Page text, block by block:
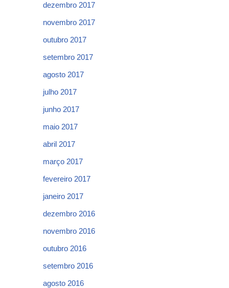
dezembro 2017
novembro 2017
outubro 2017
setembro 2017
agosto 2017
julho 2017
junho 2017
maio 2017
abril 2017
março 2017
fevereiro 2017
janeiro 2017
dezembro 2016
novembro 2016
outubro 2016
setembro 2016
agosto 2016